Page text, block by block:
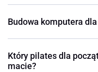
Budowa komputera
Który pilates dla
macie?